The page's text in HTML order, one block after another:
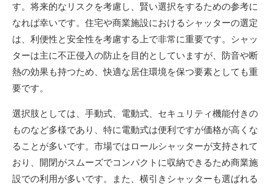
す。将来的なリスクを考慮し、賢い選択をするための参考に
なれば幸いです。住宅や商業施設におけるシャッターの選定
は、利便性と安全性を考慮する上で非常に重要です。シャッ
ターは主に不正侵入の防止を目的としていますが、防音や断
熱の効果も持つため、快適な居住環境を保つ要素としても重
要です。
選択肢としては、手動式、電動式、セキュリティ機能付きの
ものなど多様であり、特に電動式は便利ですが価格が高くな
ることが多いです。市場ではロールシャッターが支持されて
おり、開閉がスムーズでコンパクトに収納できるため商業施
設での利用が多いです。また、横引きシャッターも選ばれる